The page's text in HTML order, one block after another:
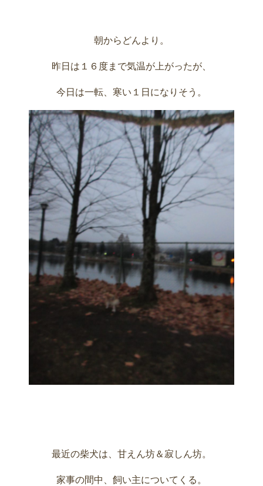
朝からどんより。
昨日は１６度まで気温が上がったが、
今日は一転、寒い１日になりそう。
最近の柴犬は、甘えん坊＆寂しん坊。
家事の間中、飼い主についてくる。